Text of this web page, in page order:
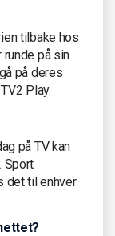
tilbake hos
runde på sin
på deres
Play.
på TV kan
Sport
det til enhver